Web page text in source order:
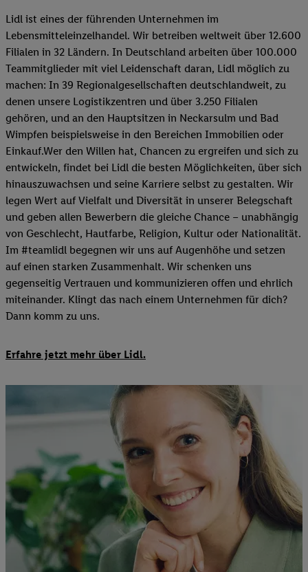
Lidl ist eines der führenden Unternehmen im
Lebensmitteleinzelhandel. Wir betreiben weltweit über 12.600
Filialen in 32 Ländern. In Deutschland arbeiten über 100.000
Teammitglieder mit viel Leidenschaft daran, Lidl möglich zu
machen: In 39 Regionalgesellschaften deutschlandweit, zu
denen unsere Logistikzentren und über 3.250 Filialen
gehören, und an den Hauptsitzen in Neckarsulm und Bad
Wimpfen beispielsweise in den Bereichen Immobilien oder
Einkauf.Wer den Willen hat, Chancen zu ergreifen und sich zu
entwickeln, findet bei Lidl die besten Möglichkeiten, über sich
hinauszuwachsen und seine Karriere selbst zu gestalten. Wir
legen Wert auf Vielfalt und Diversität in unserer Belegschaft
und geben allen Bewerbern die gleiche Chance – unabhängig
von Geschlecht, Hautfarbe, Religion, Kultur oder Nationalität.
Im #teamlidl begegnen wir uns auf Augenhöhe und setzen
auf einen starken Zusammenhalt. Wir schenken uns
gegenseitig Vertrauen und kommunizieren offen und ehrlich
miteinander. Klingt das nach einem Unternehmen für dich?
Dann komm zu uns.
Erfahre jetzt mehr über Lidl.